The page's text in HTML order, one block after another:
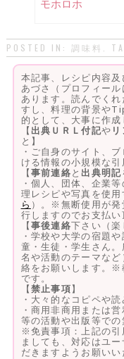
モホロホ
POSTED IN: 調味料 .
本記事、レシピ内容及
あづさ（プロフィー
あります。読んでく
すし、料理の背景や
的として、大事に作成
【 出典ＵＲＬ付記や
と】
・ご自身のサイト、
ける情報の小規模な引
【事前連絡と 出典明記
・個人、団体、企業
理レシピや写真を使
ら ）。※無断使用が発
行しますのでお支払い
【事後連絡下さい（楽
・学校や大学の宿題
童・生徒・学生さん
名や活動のテーマな
絡をお願いします。※
です。
【禁止事項】
・大々的なコピペや
・商用非商用または
等の活動や出版等での
※免責事項：上記の引
ましても、対応はユ
だきますようお願いい